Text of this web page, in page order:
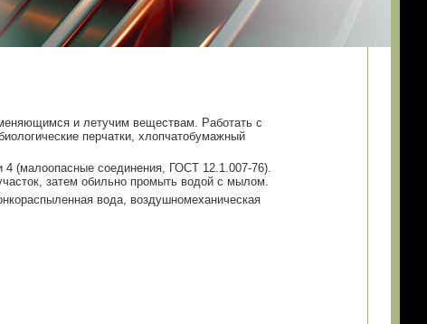
и летучим веществам. Работать с
перчатки, хлопчатобумажный
4 (малоопасные соединения, ГОСТ 12.1.007-76).
затем обильно промыть водой с мылом.
вода, воздушномеханическая